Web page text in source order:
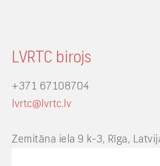
LVRTC birojs
+371 67108704
lvrtc@lvrtc.lv
Zemitāna iela 9 k-3, Rīga,